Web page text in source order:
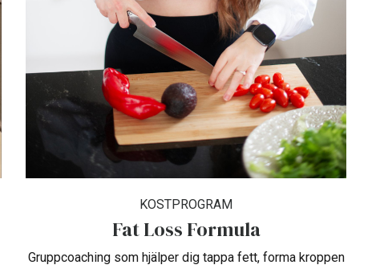
KOSTPROGRAM
Fat Loss Formula
Gruppcoaching som hjälper dig tappa fett, forma kroppen